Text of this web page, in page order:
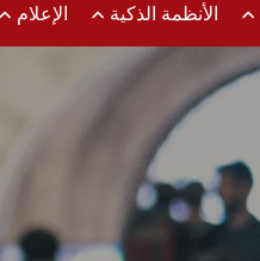
الأنظمة الذكية الإعلام